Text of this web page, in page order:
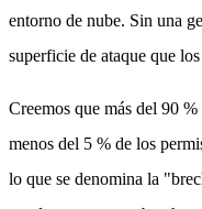
entorno de nube. Sin una
superficie de ataque que
Creemos que más del 90
menos del 5 % de los
lo que se denomina la